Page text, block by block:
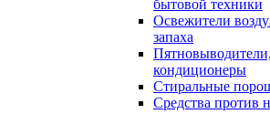
бытовой техники
Освежители
запаха
кондиционеры
Стиральные
Средства против